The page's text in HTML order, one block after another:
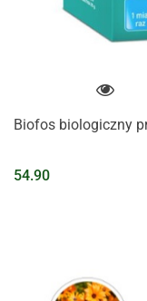
Biofos biologiczny
54.90